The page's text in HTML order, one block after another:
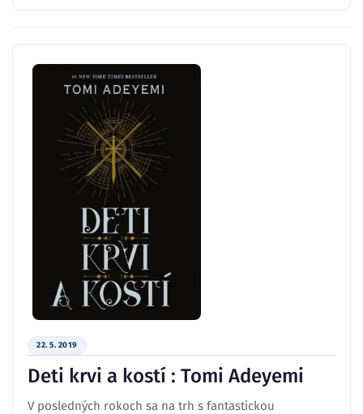
22. 5. 2019
Deti krvi a kostí : Tomi Adeyemi
V posledných rokoch sa na trh s fantastickou